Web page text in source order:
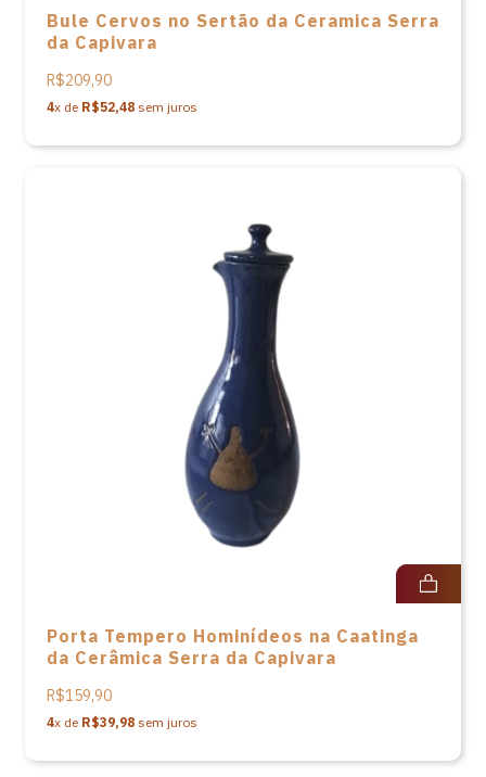
Bule Cervos no Sertão da Ceramica Serra
da Capivara
R$209,90
4x de R$52,48 sem juros
Porta Tempero Hominídeos na Caatinga
da Cerâmica Serra da Capivara
R$159,90
4x de R$39,98 sem juros